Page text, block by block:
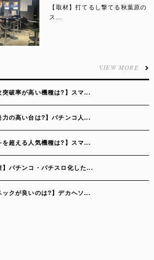
【取材】打てるし撃てる秋葉原の
ス...
VIEW MORE
突破率が高い機種は?】スマ...
力の高い台は?】パチンコ人...
を超える人気機種は?】スマ...
】パチンコ・パチスロ化した...
ックが良いのは?】デカヘソ...